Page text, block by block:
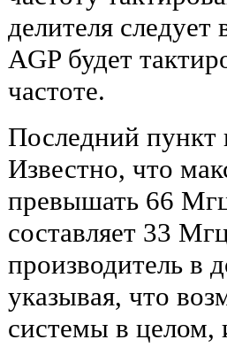
делителя
AGP будет
частоте.
Последний
Известно, что
превышать 66
составляет 33
производитель в
указывая, что
системы в целом,